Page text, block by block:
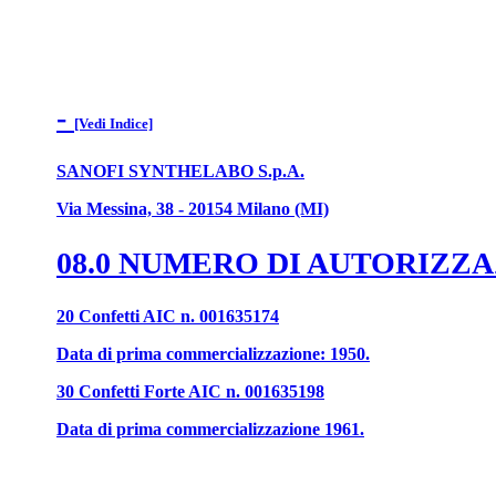
- [Vedi Indice]
SANOFI SYNTHELABO S.p.A.
Via Messina, 38 - 20154 Milano (MI)
08.0 NUMERO DI
20 Confetti AIC n. 001635174
Data di prima commercializzazione: 1950.
30 Confetti Forte AIC n. 001635198
Data di prima commercializzazione 1961.